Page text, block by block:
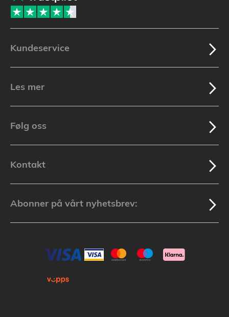
Kundeservice
Les mer
Følg oss
Kontakt
Abonner på vårt nyhetsbrev: